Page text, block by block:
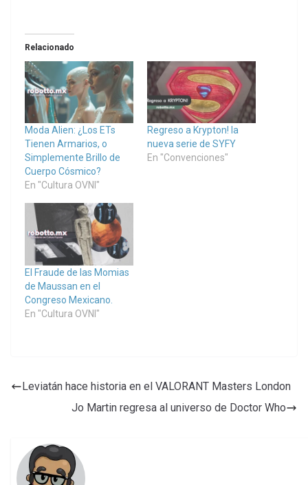
Relacionado
Moda Alien: ¿Los ETs
Tienen Armarios, o
Simplemente Brillo de
Cuerpo Cósmico?
En "Cultura OVNI"
Regreso a Krypton! la
nueva serie de SYFY
En "Convenciones"
El Fraude de las Momias
de Maussan en el
Congreso Mexicano.
En "Cultura OVNI"
Leviatán hace historia en el VALORANT Masters London
Jo Martin regresa al universo de Doctor Who